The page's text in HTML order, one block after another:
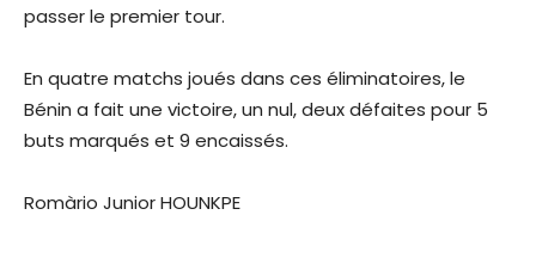
passer le premier tour.
En quatre matchs joués dans ces éliminatoires, le
Bénin a fait une victoire, un nul, deux défaites pour 5
buts marqués et 9 encaissés.
Romàrio Junior HOUNKPE